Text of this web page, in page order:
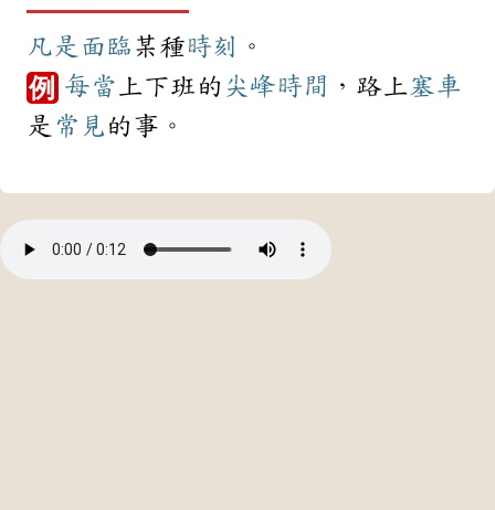
凡是 面臨 某種時刻 。
例 每當 上下班的 尖峰時間 ，路上 塞車
是 常見 的事。